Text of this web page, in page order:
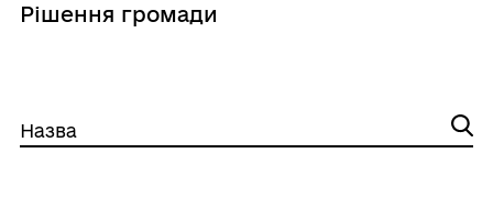
Рішення громади
Назва